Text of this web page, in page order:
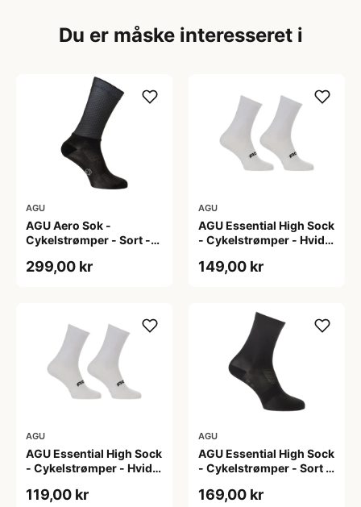
Du er måske interesseret i
AGU
AGU Aero Sok -
Cykelstrømper - Sort -
299,00 kr
AGU
AGU Essential High Sock
- Cykelstrømper - Hvid -
149,00 kr
AGU
AGU Essential High Sock
- Cykelstrømper - Hvid -
119,00 kr
AGU
AGU Essential High Sock
- Cykelstrømper - Sort -
169,00 kr